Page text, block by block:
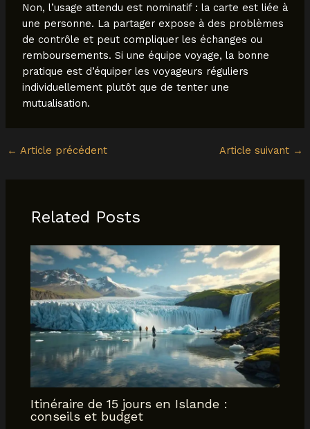
Non, l’usage attendu est nominatif : la carte est liée à
une personne. La partager expose à des problèmes
de contrôle et peut compliquer les échanges ou
remboursements. Si une équipe voyage, la bonne
pratique est d’équiper les voyageurs réguliers
individuellement plutôt que de tenter une
mutualisation.
← Article précédent Article suivant →
Related Posts
Itinéraire de 15 jours en Islande :
conseils et budget